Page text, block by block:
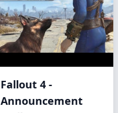
Fallout 4 -
Announcement